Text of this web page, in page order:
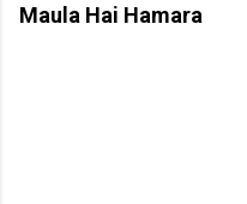
Maula Hai Hamara